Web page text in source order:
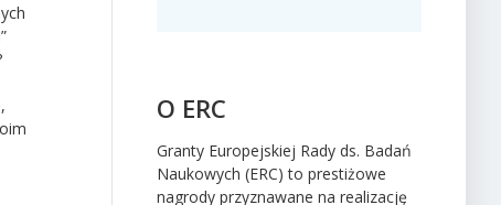
O ERC
Granty Europejskiej Rady ds. Badań
Naukowych (ERC) to prestiżowe
nagrody przyznawane na realizację